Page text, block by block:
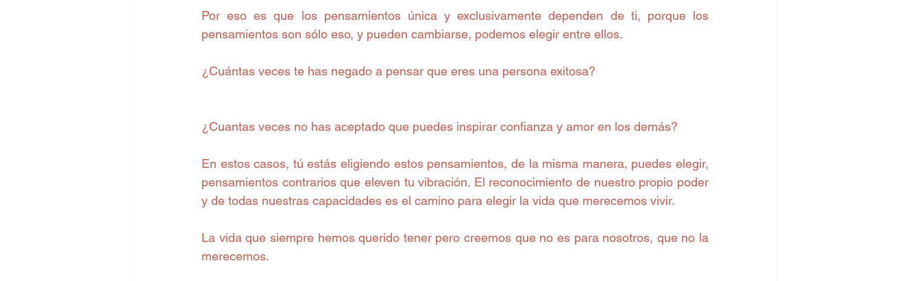
Por eso es que los pensamientos única y exclusivamente dependen de ti, porque los
pensamientos son sólo eso, y pueden cambiarse, podemos elegir entre ellos.
¿Cuántas veces te has negado a pensar que eres una persona exitosa?
¿Cuantas veces no has aceptado que puedes inspirar confianza y amor en los demás?
En estos casos, tú estás eligiendo estos pensamientos, de la misma manera, puedes elegir,
pensamientos contrarios que eleven tu vibración. El reconocimiento de nuestro propio poder
y de todas nuestras capacidades es el camino para elegir la vida que merecemos vivir.
La vida que siempre hemos querido tener pero creemos que no es para nosotros, que no la
merecemos.